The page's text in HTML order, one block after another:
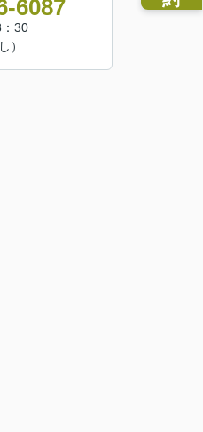
6087
30
）